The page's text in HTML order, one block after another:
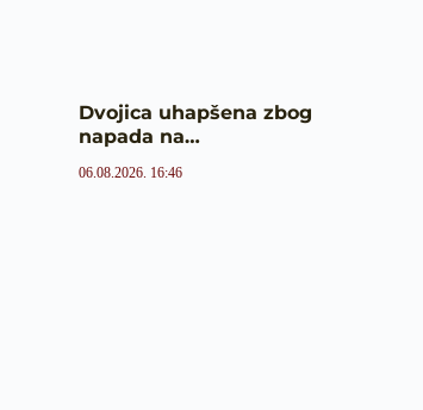
Dvojica uhapšena zbog
napada na…
06.08.2026. 16:46